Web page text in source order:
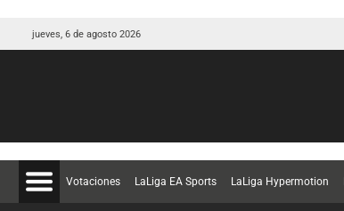
jueves, 6 de agosto 2026
Votaciones LaLiga EA Sports LaLiga Hypermotion